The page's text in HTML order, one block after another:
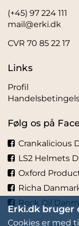
(+45) 97 224 111
mail@erki.dk
CVR 70 85 22 17
Links
Profil
Følg os på
Crankalicious
LS2 Helmets
Oxford
Richa
Rock Oil
Erki.dk bruger
Cookies er med